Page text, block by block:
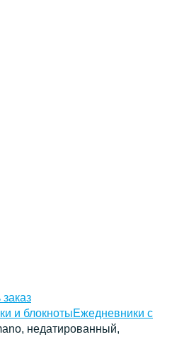
и блокнотыЕжедневники с
недатированный,